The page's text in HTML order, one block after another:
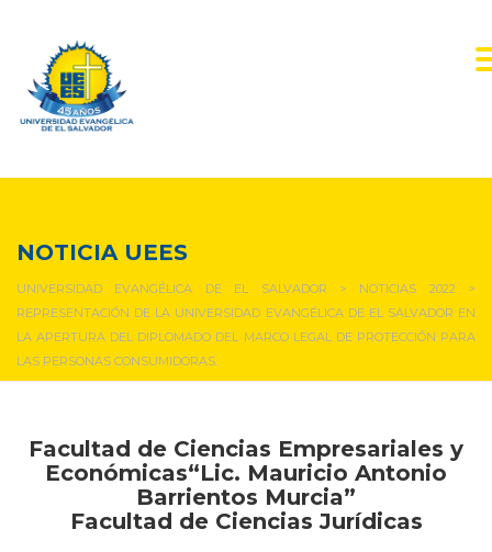
NOTICIA UEES
UNIVERSIDAD EVANGÉLICA DE EL SALVADOR > NOTICIAS 2022>
REPRESENTACIÓN DE LA UNIVERSIDAD EVANGÉLICA DE EL SALVADOR EN
LA APERTURA DEL DIPLOMADO DEL MARCO LEGAL DE PROTECCIÓN PARA
LAS PERSONAS CONSUMIDORAS.
Facultad de Ciencias Empresariales y
Económicas“Lic. Mauricio Antonio
Barrientos Murcia”
Facultad de Ciencias Jurídicas